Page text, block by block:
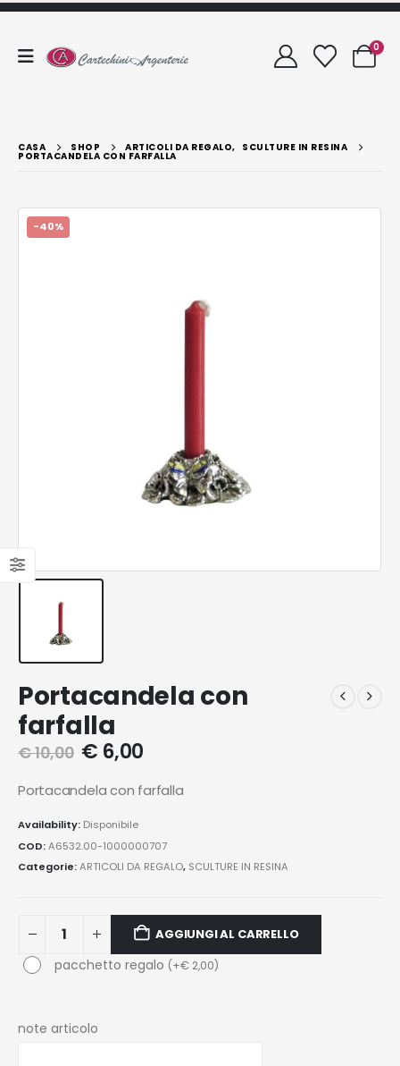
0
CASA SHOP ARTICOLI DA REGALO, SCULTURE IN RESINA
PORTACANDELA CON FARFALLA
-40%
Portacandela con
farfalla
€10,00 € 6,00
Portacandela con farfalla
Availability: Disponibile
COD:A6532.00-1000000707
Categorie:ARTICOLI DA REGALO, SCULTURE IN RESINA
AGGIUNGI AL CARRELLO
pacchetto regalo (+€2,00)
note articolo